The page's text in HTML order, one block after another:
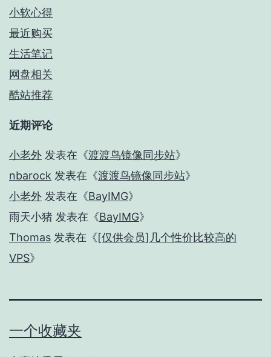
小软心得
最近购买
生活笔记
网盘相关
酷站推荐
近期评论
小老外 发表在《渡渡鸟镜像同步站》
nbarock 发表在《渡渡鸟镜像同步站》
小老外 发表在《BayIMG》
雨天小猪 发表在《BayIMG》
Thomas 发表在《[仅供会员]几个性价比较高的
VPS》
一个收藏夹